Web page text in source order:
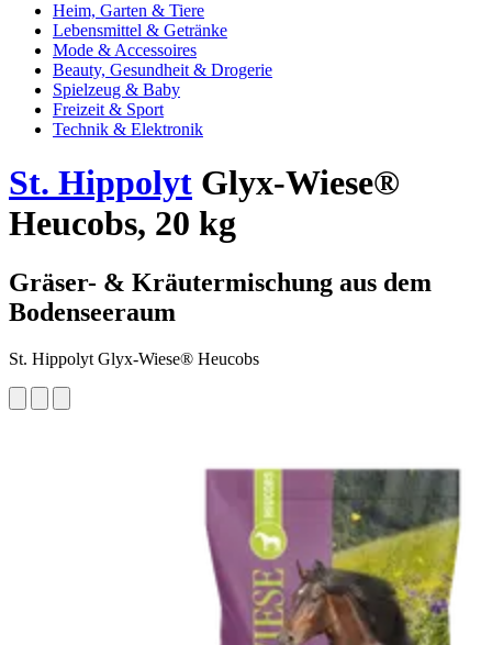
Heim, Garten & Tiere
Lebensmittel & Getränke
Mode & Accessoires
Beauty, Gesundheit & Drogerie
Spielzeug & Baby
Freizeit & Sport
Technik & Elektronik
St. Hippolyt Glyx-Wiese®
Heucobs, 20 kg
Gräser- & Kräutermischung aus dem
Bodenseeraum
St. Hippolyt Glyx-Wiese® Heucobs